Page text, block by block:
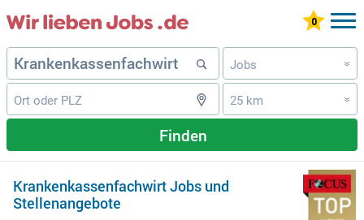
Jobs »
25 km »
Finden
Krankenkassenfachwirt Jobs und
Stellenangebote